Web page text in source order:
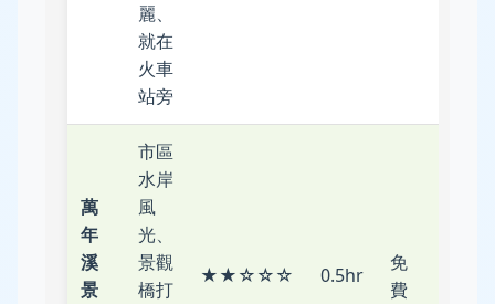
麗、
就在
火車
站旁
萬
年
溪
景
市區
水岸
風
光、
景觀
橋打
★★☆☆☆ 0.5hr
免
費